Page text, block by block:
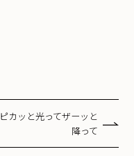
ピカッと光ってザーッと
降って